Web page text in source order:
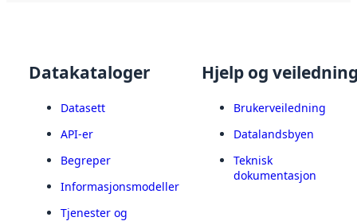
Datakataloger
Datasett
API-er
Begreper
Informasjonsmodeller
Tjenester og
Hjelp og
Brukerveiledning
Datalandsbyen
Teknisk
dokumentasjon